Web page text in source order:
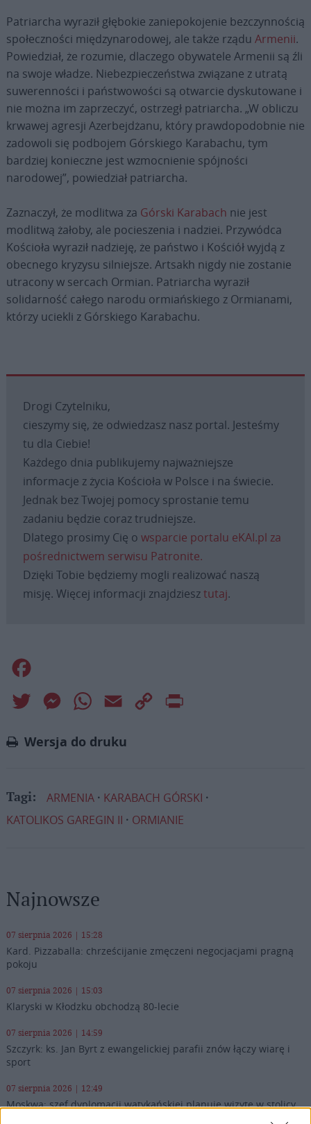
Patriarcha wyraził głębokie zaniepokojenie bezczynnością
społeczności międzynarodowej, ale także rządu Armenii.
Powiedział, że rozumie, dlaczego obywatele Armenii są źli
na swoje władze. Niebezpieczeństwa związane z utratą
suwerenności i państwowości są otwarcie dyskutowane i
nie można im zaprzeczyć, ostrzegł patriarcha. „W obliczu
krwawej agresji Azerbejdżanu, który prawdopodobnie nie
zadowoli się podbojem Górskiego Karabachu, tym
bardziej konieczne jest wzmocnienie spójności
narodowej”, powiedział patriarcha.
Zaznaczył, że modlitwa za Górski Karabach nie jest
modlitwą żałoby, ale pocieszenia i nadziei. Przywódca
Kościoła wyraził nadzieję, że państwo i Kościół wyjdą z
obecnego kryzysu silniejsze. Artsakh nigdy nie zostanie
utracony w sercach Ormian. Patriarcha wyraził
solidarność całego narodu ormiańskiego z Ormianami,
którzy uciekli z Górskiego Karabachu.
Drogi Czytelniku,
cieszymy się, że odwiedzasz nasz portal. Jesteśmy
tu dla Ciebie!
Każdego dnia publikujemy najważniejsze
informacje z życia Kościoła w Polsce i na świecie.
Jednak bez Twojej pomocy sprostanie temu
zadaniu będzie coraz trudniejsze.
Dlatego prosimy Cię o wsparcie portalu eKAI.pl za
pośrednictwem serwisu Patronite.
Dzięki Tobie będziemy mogli realizować naszą
misję. Więcej informacji znajdziesztutaj.
Twitter MessengerWhatsApp
Email
Copy
Wersja do druku
Tagi: ARMENIA
KARABACH GÓRSKI
KATOLIKOS GAREGIN II
ORMIANIE
Najnowsze
07 sierpnia 2026 | 15:28
Kard. Pizzaballa: chrześcijanie zmęczeni negocjacjami pragną
pokoju
07 sierpnia 2026 | 15:03
Klaryski w Kłodzku obchodzą 80-lecie
07 sierpnia 2026 | 14:59
Szczyrk: ks. Jan Byrt z ewangelickiej parafii znów łączy wiarę i
sport
07 sierpnia 2026 | 12:49
Moskwa: szef dyplomacji watykańskiej planuje wizytę w stolicy